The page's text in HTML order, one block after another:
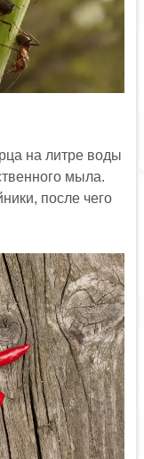
на литре воды
мыла.
после чего